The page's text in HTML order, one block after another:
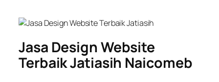
Jasa Design Website
Terbaik Jatiasih Naicomeb